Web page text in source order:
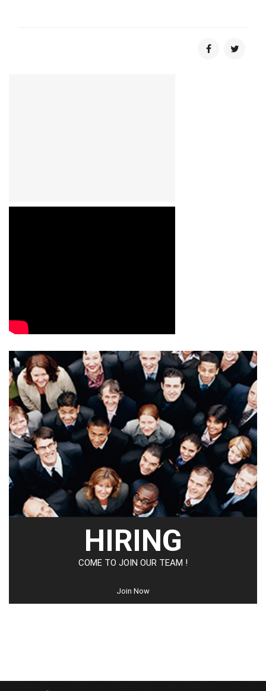
HIRING
COME TO JOIN OUR TEAM !
Join Now